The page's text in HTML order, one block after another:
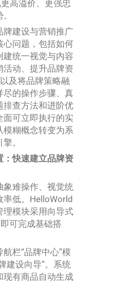
高溢价、更强忠
牌建设与营销推广
心问题，包括如何
建统一视觉与内容
活动、提升品牌资
及将品牌策略融
尽的操作步骤、真
排查方法和进阶优
面可立即执行的实
模糊概念转变为系
。
：快速建立品牌资
象难操作、视觉统
率低。HelloWorld
理模块采用向导式
可完成基础搭
栏“品牌中心”模
建设向导”。系统
现有商品自动生成